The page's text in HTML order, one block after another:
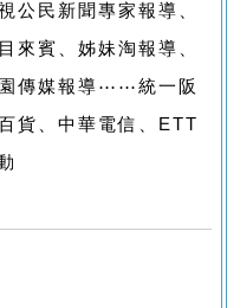
公民新聞專家報導、
來賓、姊妹淘報導、
傳媒報導⋯⋯統一阪
貨、中華電信、ETT